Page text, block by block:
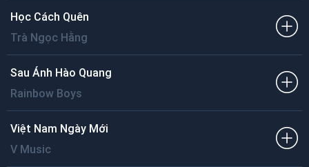
Học Cách Quên
Trà Ngọc Hằng
Sau Ánh Hào Quang
Rainbow Boys
Việt Nam Ngày Mới
V Music